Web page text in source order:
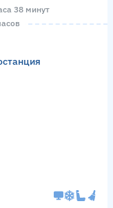
38 минут